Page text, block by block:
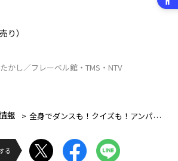
り）
かし／フレーベル館・TMS・NTV
報 全身でダンスも！クイズも！アンパンマンわくわくゲームマット
る